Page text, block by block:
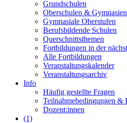
Grundschulen
Oberschulen & Gymnasien
Gymnasiale Oberstufen
Berufsbildende Schulen
Querschnittsthemen
Fortbildungen in der
Alle Fortbildungen
Veranstaltungskalender
Veranstaltungsarchiv
Info
Häufig gestellte Fragen
Teilnahmebedingungen &
Dozent:innen
(1)